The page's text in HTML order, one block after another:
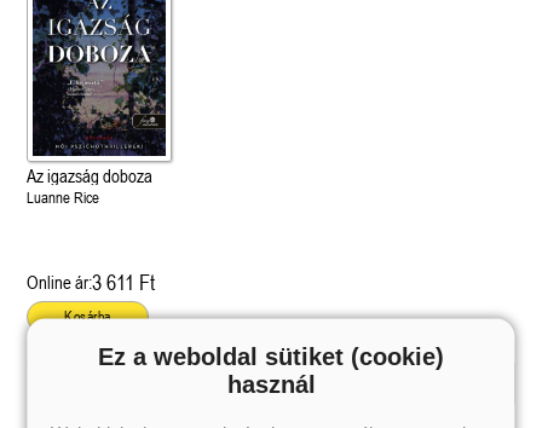
Az igazság doboza
Luanne Rice
Online ár:3 611 Ft
Kosárba
Ez a weboldal sütiket (cookie)
használ